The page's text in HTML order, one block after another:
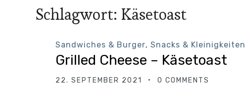
Schlagwort: Käsetoast
Sandwiches & Burger, Snacks & Kleinigkeiten
Grilled Cheese – Käsetoast
22. SEPTEMBER 2021 0 COMMENTS